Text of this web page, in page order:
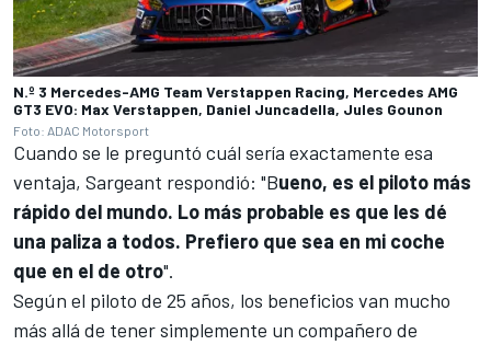
N.º 3 Mercedes-AMG Team Verstappen Racing, Mercedes AMG
GT3 EVO: Max Verstappen, Daniel Juncadella, Jules Gounon
Foto: ADAC Motorsport
Cuando se le preguntó cuál sería exactamente esa
ventaja, Sargeant respondió: "Bueno, es el piloto más
rápido del mundo. Lo más probable es que les dé
una paliza a todos. Prefiero que sea en mi coche
que en el de otro".
Según el piloto de 25 años, los beneficios van mucho
más allá de tener simplemente un compañero de